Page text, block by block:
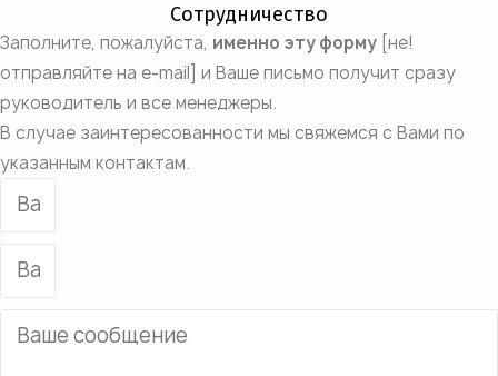
Сотрудничество
Заполните, пожалуйста, именно эту форму [не!
отправляйте на e-mail] и Ваше письмо получит сразу
руководитель и все менеджеры.
В случае заинтересованности мы свяжемся с Вами по
указанным контактам.